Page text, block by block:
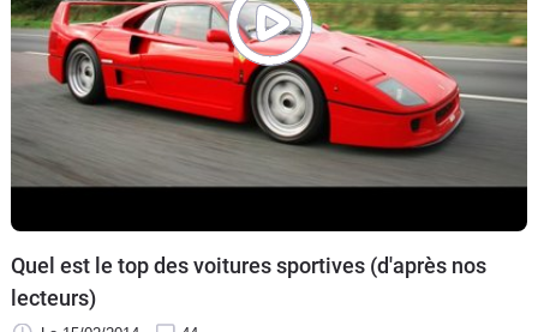
Quel est le top des voitures sportives (d'après nos
lecteurs)